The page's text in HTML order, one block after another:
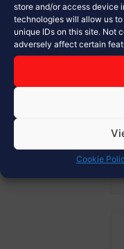
store and/or access device
technologies will allow us
unique IDs on this site. Not
adversely affect certain
Cookie